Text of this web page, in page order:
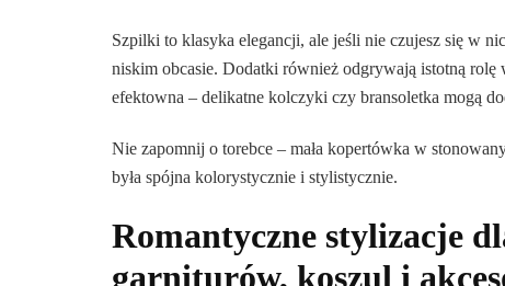
Szpilki to klasyka elegancji, ale jeśli nie czujesz się w
niskim obcasie. Dodatki również odgrywają istotną
efektowna – delikatne kolczyki czy bransoletka mogą
Nie zapomnij o torebce – mała kopertówka w
była spójna kolorystycznie i stylistycznie.
Romantyczne stylizacje
garniturów, koszul i